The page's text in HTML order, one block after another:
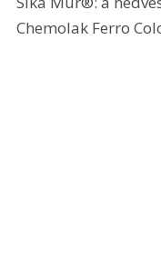
Chemolak Ferro